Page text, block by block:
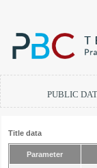
PUBLIC
Title data
Parameter